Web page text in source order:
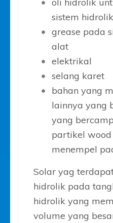
sistem hidrolik
grease pada
alat
elektrikal
selang karet
bahan yang
lainnya yang
yang
partikel
menempel
Solar yag
hidrolik pada
hidrolik yang
volume yang